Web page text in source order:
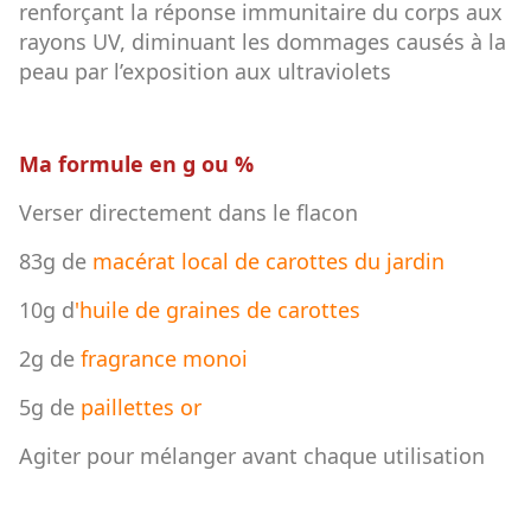
renforçant la réponse immunitaire du corps aux
rayons UV, diminuant les dommages causés à la
peau par l’exposition aux ultraviolets
Ma formule en g ou %
Verser directement dans le flacon
83g de macérat local de carottes du jardin
10g d'huile de graines de carottes
2g de fragrance monoi
5g de paillettes or
Agiter pour mélanger avant chaque utilisation